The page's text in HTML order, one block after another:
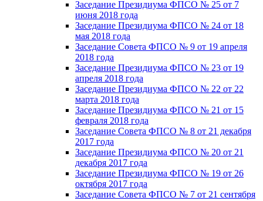
Заседание Президиума ФПСО № 25 от 7
июня 2018 года
Заседание Президиума ФПСО № 24 от 18
мая 2018 года
Заседание Совета ФПСО № 9 от 19 апреля
2018 года
Заседание Президиума ФПСО № 23 от 19
апреля 2018 года
Заседание Президиума ФПСО № 22 от 22
марта 2018 года
Заседание Президиума ФПСО № 21 от 15
февраля 2018 года
Заседание Совета ФПСО № 8 от 21 декабря
2017 года
Заседание Президиума ФПСО № 20 от 21
декабря 2017 года
Заседание Президиума ФПСО № 19 от 26
октября 2017 года
Заседание Совета ФПСО № 7 от 21 сентября